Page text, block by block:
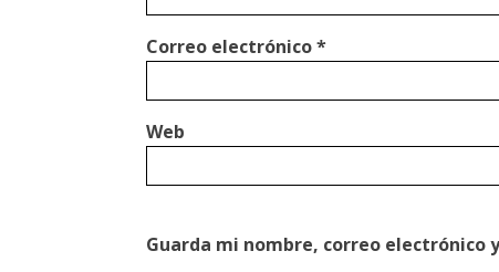
Correo electrónico*
Web
Guarda mi nombre, correo electrónico